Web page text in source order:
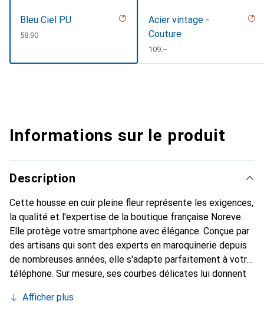
Bleu Ciel PU
CHF
58.90
Acier vintage -
Couture
CHF
109.–
Informations sur le produit
Description
Cette housse en cuir pleine fleur représente les exigences,
la qualité et l'expertise de la boutique française Noreve.
Elle protège votre smartphone avec élégance. Conçue par
des artisans qui sont des experts en maroquinerie depuis
de nombreuses années, elle s'adapte parfaitement à votre
téléphone. Sur mesure, ses courbes délicates lui donnent
et indispensable de votre smartphone. Reconnaître
Afficher plus